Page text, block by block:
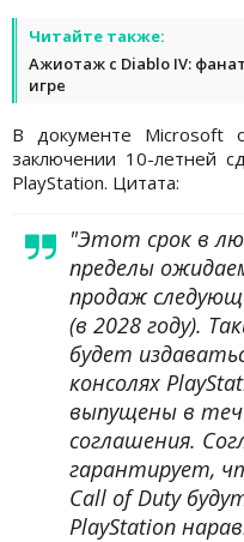
Читайте также:
Ажиотаж с Diablo IV:
игре
В документе Microsoft
заключении 10-летней
PlayStation. Цитата:
"Этот срок в
пределы
продаж
(в 2028 году).
будет
консолях
выпущены в
соглашения.
гарантирует,
Call of Duty
PlayStation